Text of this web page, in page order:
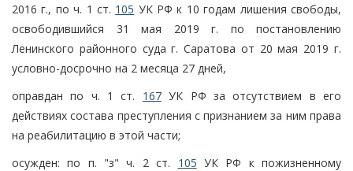
2016 г., по ч. 1 ст. 105 УК РФ к 10 годам лишения свободы,
освободившийся 31 мая 2019 г. по постановлению
Ленинского районного суда г. Саратова от 20 мая 2019 г.
условно-досрочно на 2 месяца 27 дней,
оправдан по ч. 1 ст. 167УК РФ за отсутствием в его
действиях состава преступления с признанием за ним права
на реабилитацию в этой части;
осужден: по п. "з" ч. 2 ст. 105 УК РФ к пожизненному